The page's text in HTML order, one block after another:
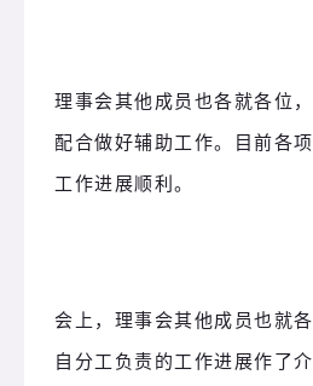
理事会其他成员也各就各位，
配合做好辅助工作。
目前各项
工作进展顺利。
会上，理事会其他成员也就各
自分工负责的工作进展作了介